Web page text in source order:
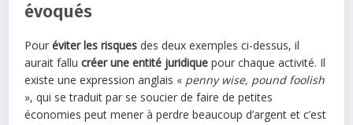
évoqués
Pouréviter les risques des deux exemples ci-dessus, il
aurait fallucréer une entité juridique pour chaque activité. Il
existe une expression anglais « penny wise, pound foolish
», qui se traduit par se soucier de faire de petites
économies peut mener à perdre beaucoup d’argent et c’est